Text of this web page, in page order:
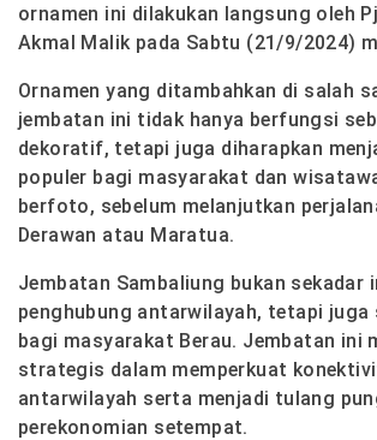
ornamen ini dilakukan langsung oleh
Akmal Malik pada Sabtu (21/9/2024)
Ornamen yang ditambahkan di salah
jembatan ini tidak hanya berfungsi
dekoratif, tetapi juga diharapkan
populer bagi masyarakat dan
berfoto, sebelum melanjutkan
Derawan atau Maratua.
Jembatan Sambaliung bukan
penghubung antarwilayah, tetapi juga
bagi masyarakat Berau. Jembatan ini
strategis dalam memperkuat
antarwilayah serta menjadi tulang
perekonomian setempat.